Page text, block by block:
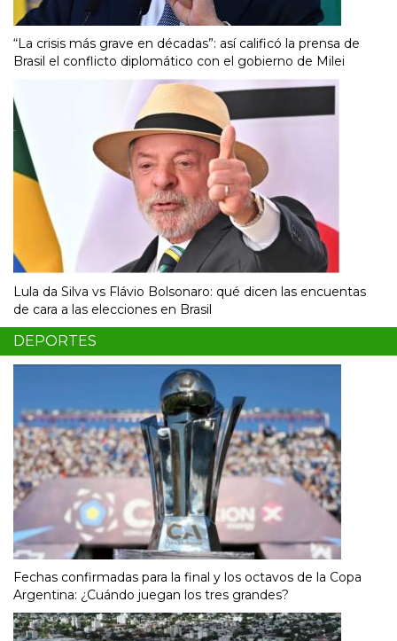
“La crisis más grave en décadas”: así calificó la prensa de
Brasil el conflicto diplomático con el gobierno de Milei
Lula da Silva vs Flávio Bolsonaro: qué dicen las encuentas
de cara a las elecciones en Brasil
DEPORTES
Fechas confirmadas para la final y los octavos de la Copa
Argentina: ¿Cuándo juegan los tres grandes?